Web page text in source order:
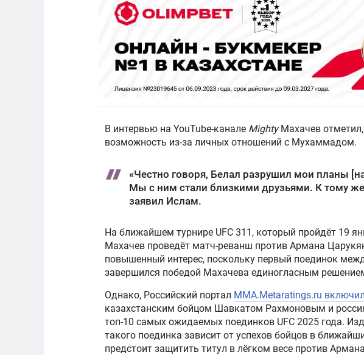
В интервью на YouTube-канале MightyМахачев
возможность из-за личных отношений с Мухаммадом.
«Честно говоря, Белал разрушил мои планы
Мы с ним стали близкими друзьями. К тому
заявил Ислам.
На ближайшем турнире UFC 311, который пройдёт 19
Махачев проведёт матч-реванш против Армана
повышенный интерес, поскольку первый поединок
завершился победой Махачева единогласным
Однако, Российский портал MMA.Metaratings.ru
казахстанским бойцом Шавкатом Рахмоновым и
топ-10 самых ожидаемых поединков UFC 2025 года.
такого поединка зависит от успехов бойцов в
предстоит защитить титул в лёгком весе против